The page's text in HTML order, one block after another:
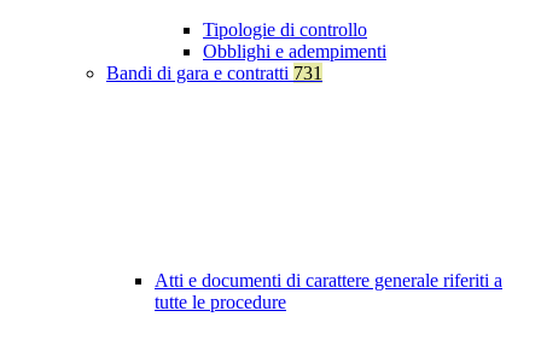
Tipologie di controllo
Obblighi e adempimenti
Bandi di gara e contratti 731
Atti e documenti di carattere generale riferiti a
tutte le procedure